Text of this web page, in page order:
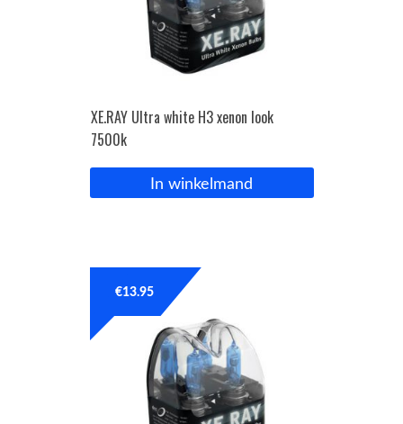
XE.RAY Ultra white H3 xenon look
7500k
In winkelmand
€13.95